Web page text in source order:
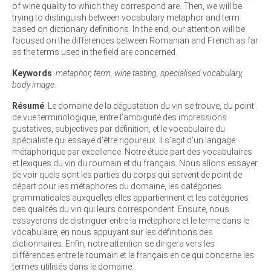
of wine quality to which they correspond are. Then, we will be
trying to distinguish between vocabulary metaphor and term
based on dictionary definitions. In the end, our attention will be
focused on the differences between Romanian and French as far
as the terms used in the field are concerned.
Keywords: metaphor, term, wine tasting, specialised vocabulary,
body image.
Résumé: Le domaine de la dégustation du vin se trouve, du point
de vue terminologique, entre l’ambigüité des impressions
gustatives, subjectives par définition, et le vocabulaire du
spécialiste qui essaye d’être rigoureux. Il s’agit d’un langage
métaphorique par excellence. Notre étude part des vocabulaires
et lexiques du vin du roumain et du français. Nous allons essayer
de voir quels sont les parties du corps qui servent de point de
départ pour les métaphores du domaine, les catégories
grammaticales auxquelles elles appartiennent et les catégories
des qualités du vin qui leurs correspondent. Ensuite, nous
essayerons de distinguer entre la métaphore et le terme dans le
vocabulaire, en nous appuyant sur les définitions des
dictionnaires. Enfin, notre attention se dirigera vers les
différences entre le roumain et le français en ce qui concerne les
termes utilisés dans le domaine.